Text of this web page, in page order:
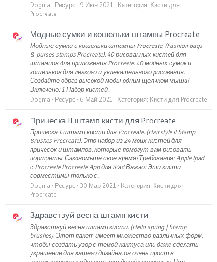
Dogma
Ресурс 9 Июн 2021 Категория: Кисти для
Procreate
Модные сумки и кошельки штампы Procreate
Модные сумки и кошельки штампы Procreate. (Fashion bags
& purses stamps Procreate). 40 рисованных кистей для
штампов для приложения Procreate. 40 модных сумок и
кошельков для легкого и увлекательного рисования.
Создайте образ высокой моды одним щелчком мыши!
Включено: 1 Набор кистей...
Dogma
Ресурс 6 Май 2021 Категория: Кисти для Procreate
Прическа II штамп кисти для Procreate
Прическа II штамп кисти для Procreate. (Hairstyle II Stamp
Brushes Procreate). Это набор из 24 моих кистей для
причесок и штампов, которые помогут вам рисовать
портреты. Сэкономьте свое время! Требования: Apple Ipad
с Procreate Procreate App для iPad Важно: Эти кисти
совместимы только с...
Dogma
Ресурс 30 Мар 2021 Категория: Кисти для
Procreate
Здравствуй весна штамп кисти
Здравствуй весна штамп кисти. (Hello spring | Stamp
brushes). Этот пакет имеет множество различных форм,
чтобы создать узор с темой кактуса или даже сделать
украшение для вашего дизайна. он очень прост в